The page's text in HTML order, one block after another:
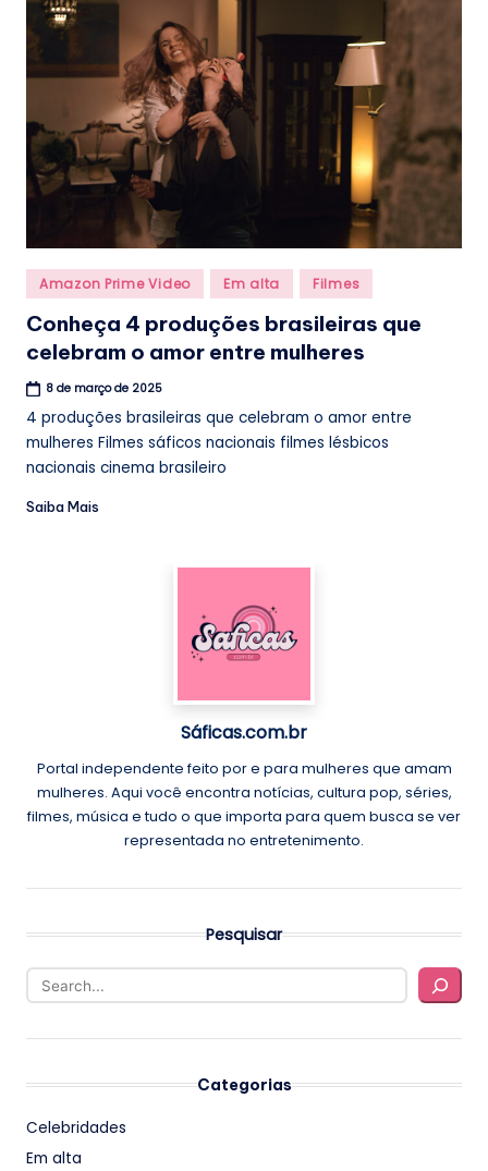
b
r
Posted
in
Amazon Prime Video Em alta Filmes
Conheça 4 produções brasileiras que
celebram o amor entre mulheres
8 de março de 2025
4 produções brasileiras que celebram o amor entre
mulheres Filmes sáficos nacionais filmes lésbicos
nacionais cinema brasileiro
Saiba Mais
Sáficas.com.br
Portal independente feito por e para mulheres que amam
mulheres. Aqui você encontra notícias, cultura pop, séries,
filmes, música e tudo o que importa para quem busca se ver
representada no entretenimento.
Pesquisar
Categorias
Celebridades
Em alta